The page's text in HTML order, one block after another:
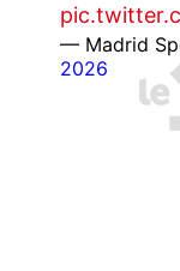
— Madrid
2026